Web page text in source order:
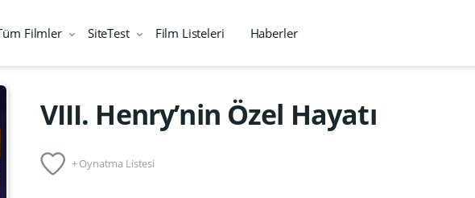
Filmler SiteTest Film Listeleri Haberler
VIII. Henry’nin Özel Hayatı
+ Oynatma Listesi